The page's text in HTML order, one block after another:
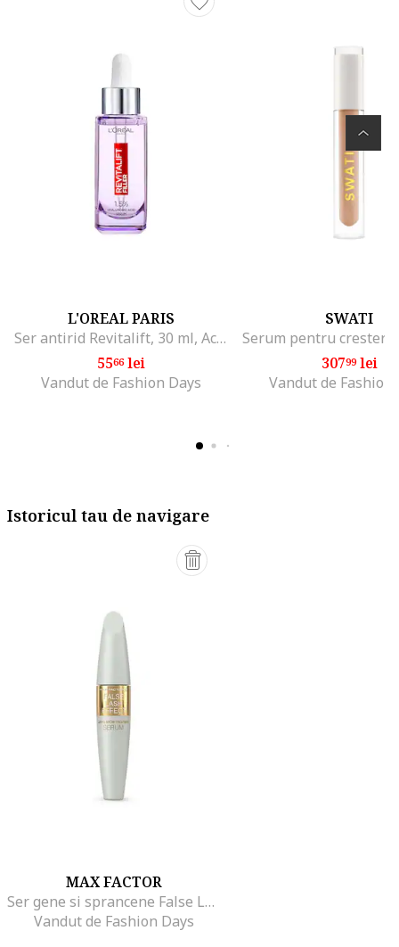
L'OREAL PARIS
Ser antirid Revitalift, 30 ml, Acid Hialuronic
5566lei
Vandut de Fashion Days
SWATI
30799lei
Vandut de Fashion
Istoricul tau de navigare
MAX FACTOR
Ser gene si sprancene False Lash Effect, 13,1 ml
Vandut de Fashion Days